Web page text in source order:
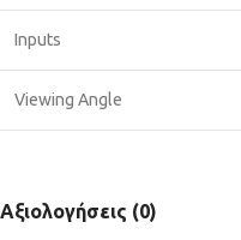
Inputs
Viewing Angle
Αξιολογήσεις (0)